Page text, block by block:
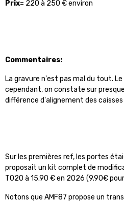
Prix= 220 à 250 € environ
Commentaires:
La gravure n'est pas mal du tout.
cependant, on constate sur
différence d'alignement des
Sur les premières ref, les portes
proposait un kit complet de
T020 à 15.90 € en 2026 (9.90€
Notons que AMF87 propose un